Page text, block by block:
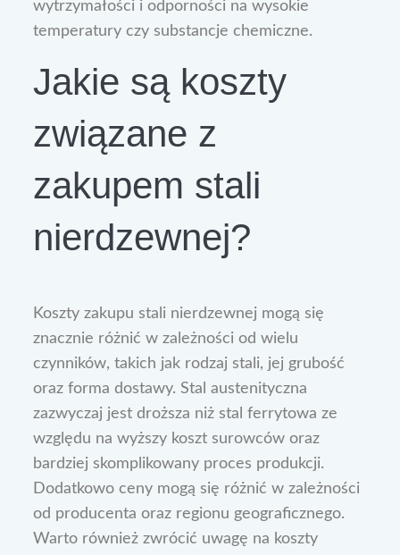
wytrzymałości i odporności na wysokie
temperatury czy substancje chemiczne.
Jakie są koszty
związane z
zakupem stali
nierdzewnej?
Koszty zakupu stali nierdzewnej mogą się
znacznie różnić w zależności od wielu
czynników, takich jak rodzaj stali, jej grubość
oraz forma dostawy. Stal austenityczna
zazwyczaj jest droższa niż stal ferrytowa ze
względu na wyższy koszt surowców oraz
bardziej skomplikowany proces produkcji.
Dodatkowo ceny mogą się różnić w zależności
od producenta oraz regionu geograficznego.
Warto również zwrócić uwagę na koszty